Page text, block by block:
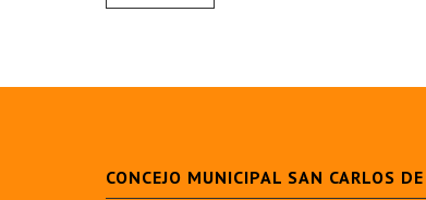
CONCEJO MUNICIPAL SAN CARLOS